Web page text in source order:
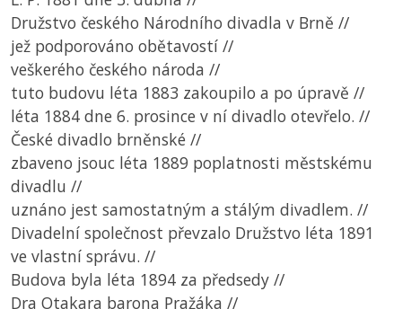
Družstvo českého Národního divadla v Brně //
jež podporováno obětavostí //
veškerého českého národa //
tuto budovu léta 1883 zakoupilo a po úpravě //
léta 1884 dne 6. prosince v ní divadlo otevřelo. //
České divadlo brněnské //
zbaveno jsouc léta 1889 poplatnosti městskému
divadlu //
uznáno jest samostatným a stálým divadlem. //
Divadelní společnost převzalo Družstvo léta 1891
ve vlastní správu. //
Budova byla léta 1894 za předsedy //
Dra Otakara barona Pražáka //